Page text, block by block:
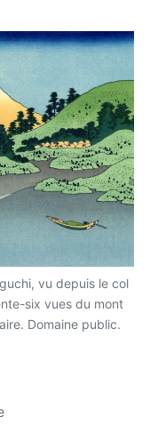
vu depuis le col
six vues du mont
Domaine public.